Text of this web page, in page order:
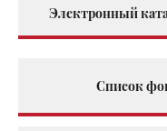
Электронный
Список